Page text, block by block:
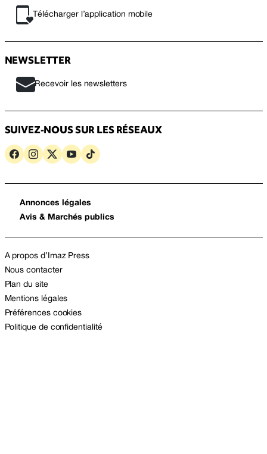
Télécharger l’application mobile
NEWSLETTER
Recevoir les newsletters
SUIVEZ-NOUS SUR LES RÉSEAUX
Annonces légales
Avis & Marchés publics
A propos d’Imaz Press
Nous contacter
Plan du site
Mentions légales
Préférences cookies
Politique de confidentialité